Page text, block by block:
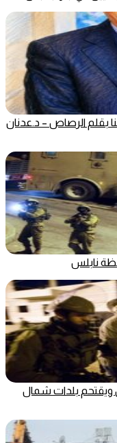
بقلم الرصاص – د.عدنان
ويقتحم بلدات شمال